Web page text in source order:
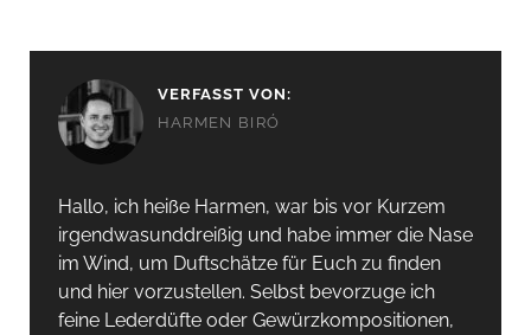
VERFASST VON:
HARMEN BIRÓ
Hallo, ich heiße Harmen, war bis vor Kurzem
irgendwas­unddreißig und habe immer die Nase
im Wind, um Duftschätze für Euch zu finden
und hier vorzustellen. Selbst bevorzuge ich
feine Lederdüfte oder Gewürzkompositionen,